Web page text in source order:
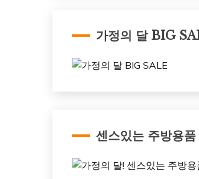
가정의 달 BIG
센스있는 주방용